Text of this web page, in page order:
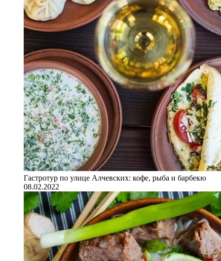
Гастротур по улице Алчевских: кофе, рыба и барбекю
08.02.2022